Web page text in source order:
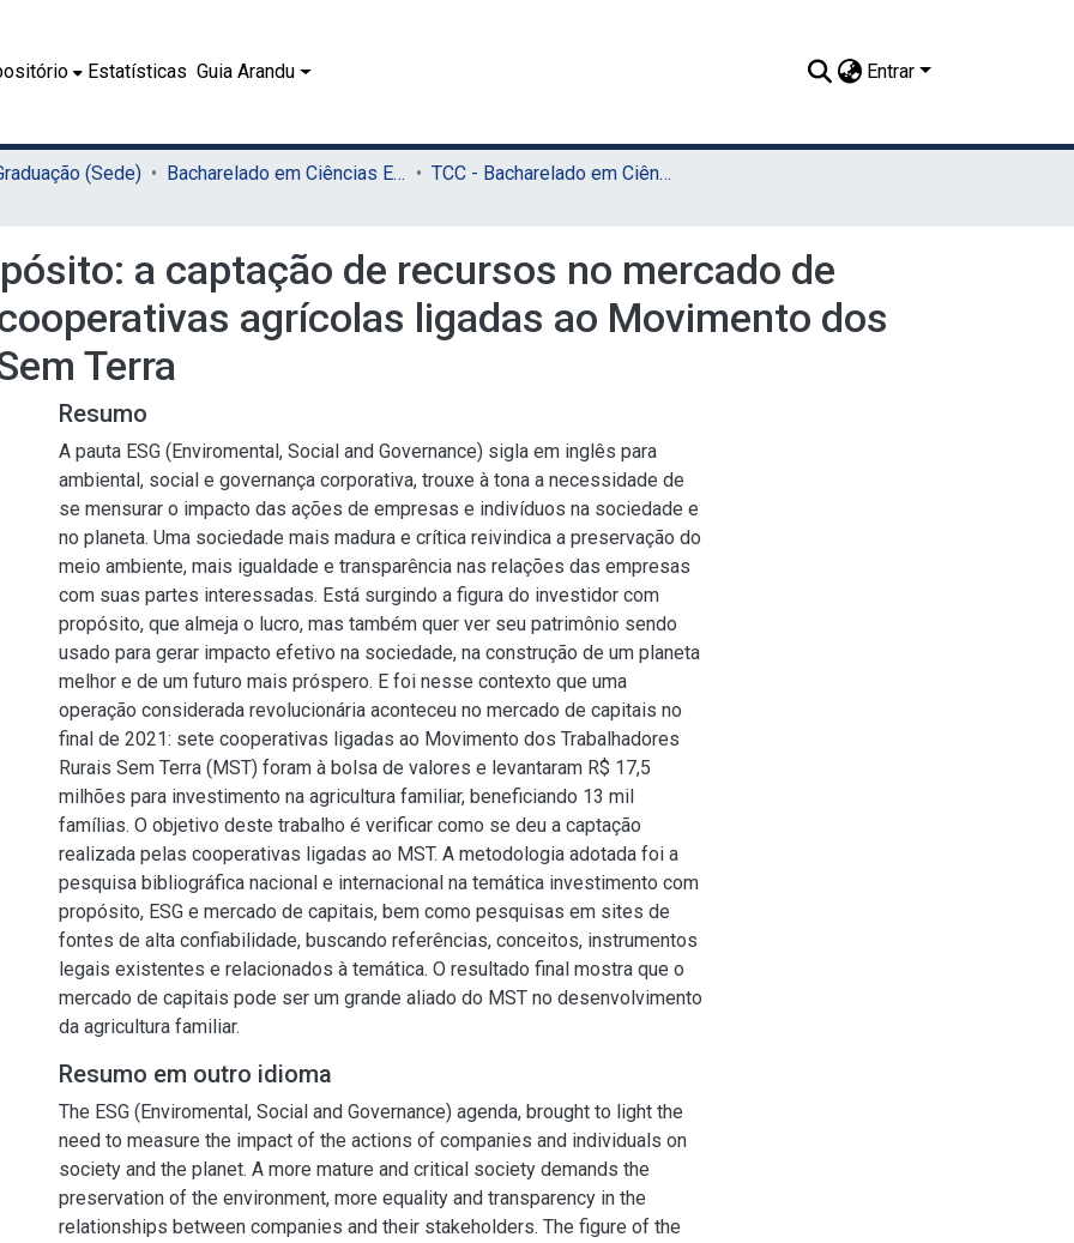
Estatísticas Guia Arandu Entrar
(Sede) Bacharelado em Ciências Econômicas (Sede)
TCC - Bacharelado em Ciências Econômicas (Sede)
a captação de recursos no mercado de
agrícolas ligadas ao Movimento dos
Terra
Resumo
A pauta ESG (Enviromental, Social and Governance) sigla em inglês para
ambiental, social e governança corporativa, trouxe à tona a necessidade de
se mensurar o impacto das ações de empresas e indivíduos na sociedade e
no planeta. Uma sociedade mais madura e crítica reivindica a preservação do
meio ambiente, mais igualdade e transparência nas relações das empresas
com suas partes interessadas. Está surgindo a figura do investidor com
propósito, que almeja o lucro, mas também quer ver seu patrimônio sendo
usado para gerar impacto efetivo na sociedade, na construção de um planeta
melhor e de um futuro mais próspero. E foi nesse contexto que uma
operação considerada revolucionária aconteceu no mercado de capitais no
final de 2021: sete cooperativas ligadas ao Movimento dos Trabalhadores
Rurais Sem Terra (MST) foram à bolsa de valores e levantaram R$ 17,5
milhões para investimento na agricultura familiar, beneficiando 13 mil
famílias. O objetivo deste trabalho é verificar como se deu a captação
realizada pelas cooperativas ligadas ao MST. A metodologia adotada foi a
pesquisa bibliográfica nacional e internacional na temática investimento com
propósito, ESG e mercado de capitais, bem como pesquisas em sites de
fontes de alta confiabilidade, buscando referências, conceitos, instrumentos
legais existentes e relacionados à temática. O resultado final mostra que o
mercado de capitais pode ser um grande aliado do MST no desenvolvimento
da agricultura familiar.
Resumo em outro idioma
The ESG (Enviromental, Social and Governance) agenda, brought to light the
need to measure the impact of the actions of companies and individuals on
society and the planet. A more mature and critical society demands the
preservation of the environment, more equality and transparency in the
relationships between companies and their stakeholders. The figure of the